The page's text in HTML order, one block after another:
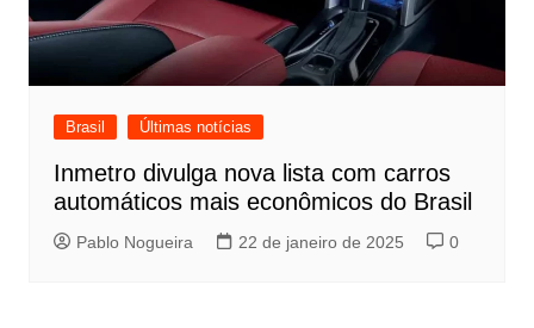
Brasil Últimas notícias
Inmetro divulga nova lista com carros
automáticos mais econômicos do Brasil
Pablo Nogueira 22 de janeiro de 2025 0